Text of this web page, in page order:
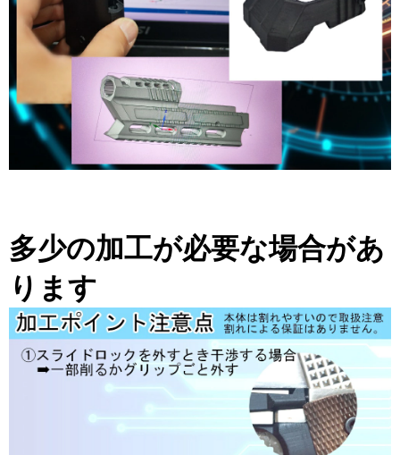
多少の加工が必要な場合があ
ります